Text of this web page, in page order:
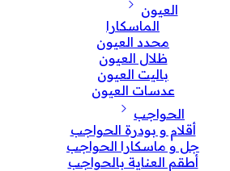
العيون
الماسكارا
محدد العيون
ظلال العيون
باليت العيون
عدسات العيون
الحواجب
أقلام و بودرة الحواجب
جل و ماسكارا الحواجب
أطقم العناية بالحواجب